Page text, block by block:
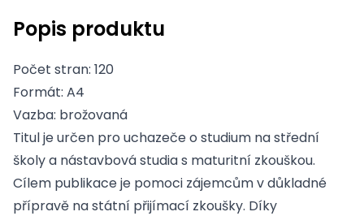
Popis produktu
Počet stran: 120
Formát: A4
Vazba: brožovaná
Titul je určen pro uchazeče o studium na střední
školy a nástavbová studia s maturitní zkouškou.
Cílem publikace je pomoci zájemcům v důkladné
přípravě na státní přijímací zkoušky. Díky